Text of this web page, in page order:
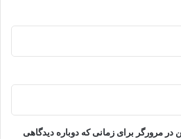
در مرورگر برای زمانی که دوباره دیدگاهی